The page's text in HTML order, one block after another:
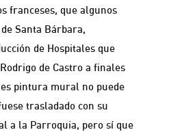
franceses, que algunos
Santa Bárbara,
de Hospitales que
de Castro a finales
pintura mural no puede
trasladado con su
a la Parroquia, pero sí que